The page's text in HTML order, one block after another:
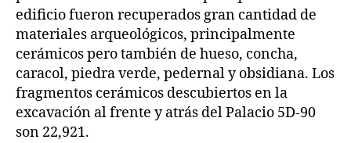
edificio fueron recuperados gran cantidad de
materiales arqueológicos, principalmente
cerámicos pero también de hueso, concha,
caracol, piedra verde, pedernal y obsidiana. Los
fragmentos cerámicos descubiertos en la
excavación al frente y atrás del Palacio 5D-90
son 22,921.